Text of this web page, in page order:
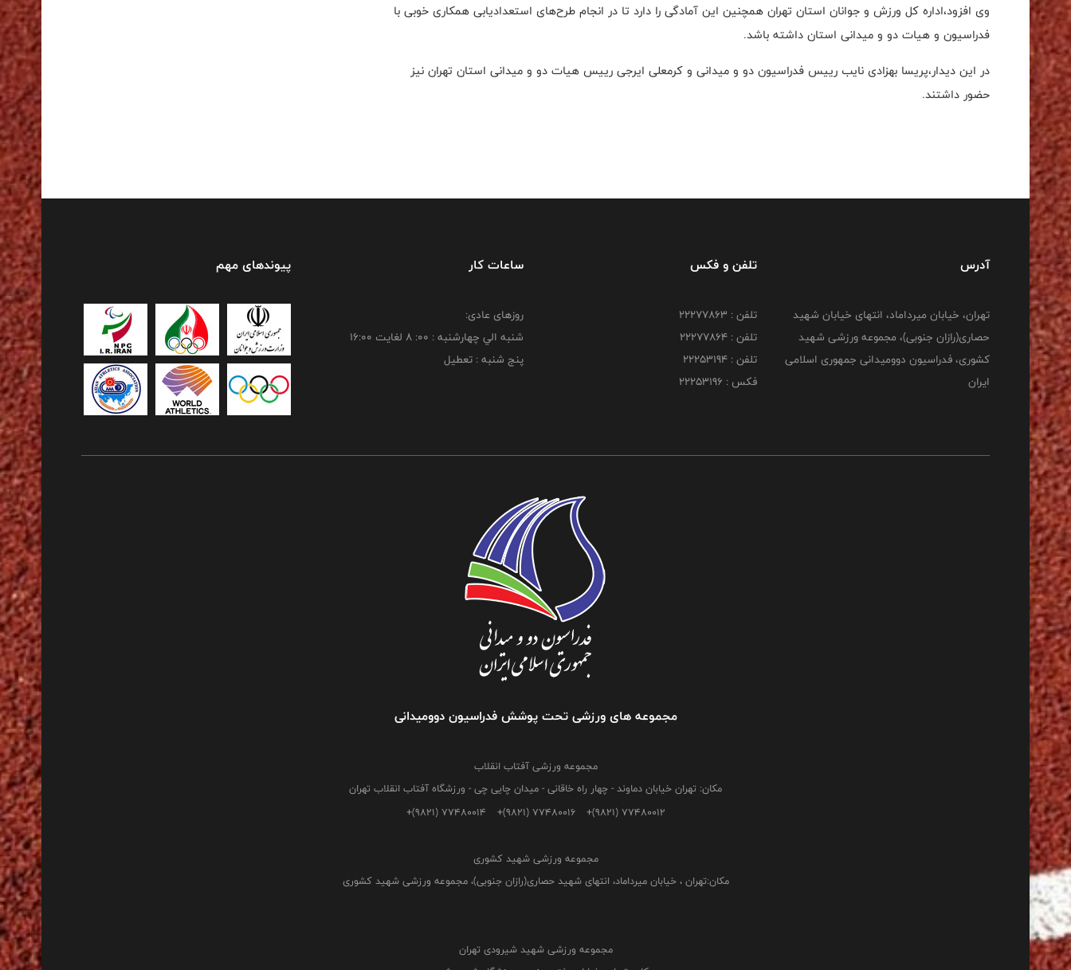
وی افزود،اداره کل ورزش و جوانان استان تهران همچنین این آمادگی را دارد تا در انجام طرح‌های استعدادیابی همکاری خوبی با
فدراسیون و هیات دو و میدانی استان داشته باشد.
در این دیدار،پریسا بهزادی نایب رییس فدراسیون دو و میدانی و کرمعلی ایرجی رییس هیات دو و میدانی استان تهران نیز
حضور داشتند.
آدرس
تهران، خیابان میرداماد، انتهای خیابان شهید
حصاری(رازان جنوبی)، مجموعه ورزشی شهید
کشوری، فدراسیون دوومیدانی جمهوری اسلامی
ایران
تلفن و فکس
تلفن : 22277863
تلفن : 22277864
تلفن : 22253194
فکس : 22253196
ساعات کار
روزهای عادی:
شنبه الي چهارشنبه : 00: 8 لغايت 16:00
پنج شنبه : تعطیل
پیوندهای مهم
مجموعه های ورزشی تحت پوشش فدراسیون دوومیدانی
مجموعه ورزشی آفتاب انقلاب
مکان: تهران خیابان دماوند - چهار راه خاقانی - میدان چایی چی - ورزشگاه آفتاب انقلاب تهران
+(9821) 77480012
+(9821) 77480016
+(9821) 77480014
مجموعه ورزشی شهید کشوری
مکان:تهران ، خیابان میرداماد، انتهای شهید حصاری(رازان جنوبی)، مجموعه ورزشی شهید کشوری
مجموعه ورزشی شهید شیرودی تهران